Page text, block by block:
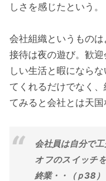
しさを感じたという。
会社組織というものは
接待は夜の遊び。歓
しい生活と暇になら
てくれるだけでなく
てみると会社とは天国
会社員は自分で
オフのスイッチ
終業・・（ｐ38）